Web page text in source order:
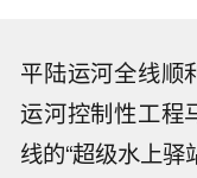
平陆运河全线顺
运河控制性工程
线的“超级水上驿